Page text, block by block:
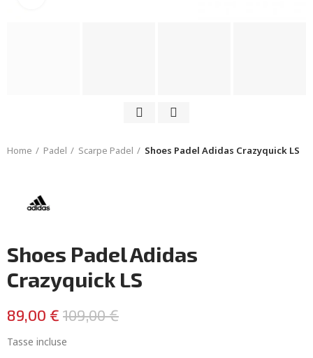
Home Padel Scarpe Padel Shoes Padel Adidas Crazyquick LS
Shoes Padel Adidas
Crazyquick LS
89,00 € 109,00 €
Tasse incluse